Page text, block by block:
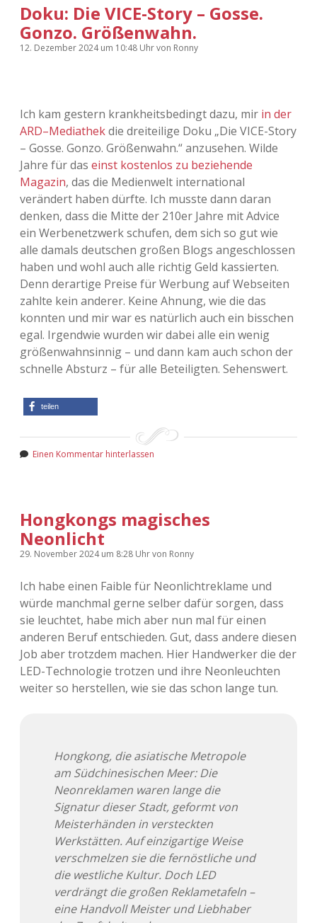
Doku: Die VICE-Story – Gosse.
Gonzo. Größenwahn.
12. Dezember 2024um 10:48 Uhrvon Ronny
Ich kam gestern krankheitsbedingt dazu, mir in der
ARD–Mediathekdie dreiteilige Doku „Die VICE-Story
– Gosse. Gonzo. Größenwahn.“ anzusehen. Wilde
Jahre für das einst kostenlos zu beziehende
Magazin, das die Medienwelt international
verändert haben dürfte. Ich musste dann daran
denken, dass die Mitte der 210er Jahre mit Advice
ein Werbenetzwerk schufen, dem sich so gut wie
alle damals deutschen großen Blogs angeschlossen
haben und wohl auch alle richtig Geld kassierten.
Denn derartige Preise für Werbung auf Webseiten
zahlte kein anderer. Keine Ahnung, wie die das
konnten und mir war es natürlich auch ein bisschen
egal. Irgendwie wurden wir dabei alle ein wenig
größenwahnsinnig – und dann kam auch schon der
schnelle Absturz – für alle Beteiligten. Sehenswert.
teilen
Einen Kommentar hinterlassen
Hongkongs magisches
Neonlicht
29. November 2024um 8:28 Uhrvon Ronny
Ich habe einen Faible für Neonlichtreklame und
würde manchmal gerne selber dafür sorgen, dass
sie leuchtet, habe mich aber nun mal für einen
anderen Beruf entschieden. Gut, dass andere diesen
Job aber trotzdem machen. Hier Handwerker die der
LED-Technologie trotzen und ihre Neonleuchten
weiter so herstellen, wie sie das schon lange tun.
Hongkong, die asiatische Metropole
am Südchinesischen Meer: Die
Neonreklamen waren lange die
Signatur dieser Stadt, geformt von
Meisterhänden in versteckten
Werkstätten. Auf einzigartige Weise
verschmelzen sie die fernöstliche und
die westliche Kultur. Doch LED
verdrängt die großen Reklametafeln –
eine Handvoll Meister und Liebhaber